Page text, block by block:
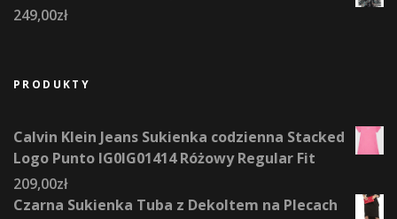
249,00zł
PRODUKTY
Calvin Klein Jeans Sukienka codzienna Stacked
Logo Punto IG0IG01414 Różowy Regular Fit
209,00zł
Czarna Sukienka Tuba z Dekoltem na Plecach